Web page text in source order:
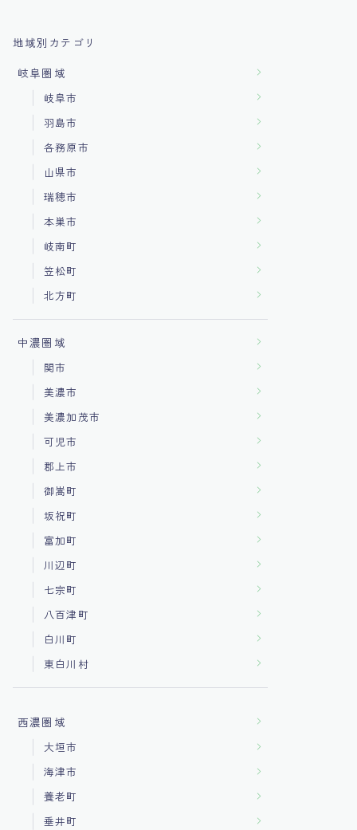
地域別カテゴリ
岐阜圏域
岐阜市
羽島市
各務原市
山県市
瑞穂市
本巣市
岐南町
笠松町
北方町
中濃圏域
関市
美濃市
美濃加茂市
可児市
郡上市
御嵩町
坂祝町
富加町
川辺町
七宗町
八百津町
白川町
東白川村
西濃圏域
大垣市
海津市
養老町
垂井町